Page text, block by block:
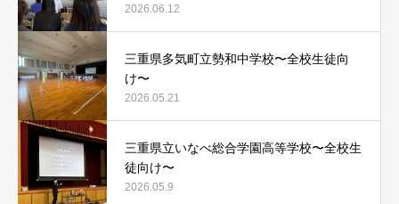
2026.06.12
三重県多気町立勢和中学校〜全校生徒向
け〜
2026.05.21
三重県立いなべ総合学園高等学校〜全校生
徒向け〜
2026.05.9